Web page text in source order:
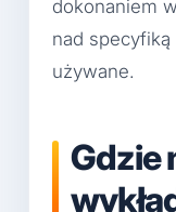
dokonaniem
nad
używane.
Gdzie